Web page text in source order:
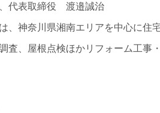
代表取締役 渡邉誠治
、神奈川県湘南エリアを中心に住
査、屋根点検ほかリフォーム工事